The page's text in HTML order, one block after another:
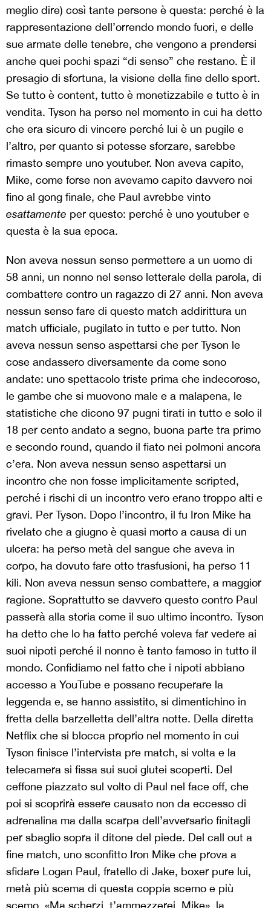
meglio dire) così tante persone è questa: perché è la
rappresentazione dell’orrendo mondo fuori, e delle
sue armate delle tenebre, che vengono a prendersi
anche quei pochi spazi “di senso” che restano. È il
presagio di sfortuna, la visione della fine dello sport.
Se tutto è content, tutto è monetizzabile e tutto è in
vendita. Tyson ha perso nel momento in cui ha detto
che era sicuro di vincere perché lui è un pugile e
l’altro, per quanto si potesse sforzare, sarebbe
rimasto sempre uno youtuber. Non aveva capito,
Mike, come forse non avevamo capito davvero noi
fino al gong finale, che Paul avrebbe vinto
esattamente per questo: perché è uno youtuber e
questa è la sua epoca.
Non aveva nessun senso permettere a un uomo di
58 anni, un nonno nel senso letterale della parola, di
combattere contro un ragazzo di 27 anni. Non aveva
nessun senso fare di questo match addirittura un
match ufficiale, pugilato in tutto e per tutto. Non
aveva nessun senso aspettarsi che per Tyson le
cose andassero diversamente da come sono
andate: uno spettacolo triste prima che indecoroso,
le gambe che si muovono male e a malapena, le
statistiche che dicono 97 pugni tirati in tutto e solo il
18 per cento andato a segno, buona parte tra primo
e secondo round, quando il fiato nei polmoni ancora
c’era. Non aveva nessun senso aspettarsi un
incontro che non fosse implicitamente scripted,
perché i rischi di un incontro vero erano troppo alti e
gravi. Per Tyson. Dopo l’incontro, il fu Iron Mike ha
rivelato che a giugno è quasi morto a causa di un
ulcera: ha perso metà del sangue che aveva in
corpo, ha dovuto fare otto trasfusioni, ha perso 11
kili. Non aveva nessun senso combattere, a maggior
ragione. Soprattutto se davvero questo contro Paul
passerà alla storia come il suo ultimo incontro. Tyson
ha detto che lo ha fatto perché voleva far vedere ai
suoi nipoti perché il nonno è tanto famoso in tutto il
mondo. Confidiamo nel fatto che i nipoti abbiano
accesso a YouTube e possano recuperare la
leggenda e, se hanno assistito, si dimentichino in
fretta della barzelletta dell’altra notte. Della diretta
Netflix che si blocca proprio nel momento in cui
Tyson finisce l’intervista pre match, si volta e la
telecamera si fissa sui suoi glutei scoperti. Del
ceffone piazzato sul volto di Paul nel face off, che
poi si scoprirà essere causato non da eccesso di
adrenalina ma dalla scarpa dell’avversario finitagli
per sbaglio sopra il ditone del piede. Del call out a
fine match, uno sconfitto Iron Mike che prova a
sfidare Logan Paul, fratello di Jake, boxer pure lui,
metà più scema di questa coppia scemo e più
scemo. «Ma scherzi, t’ammezzerei, Mike», la